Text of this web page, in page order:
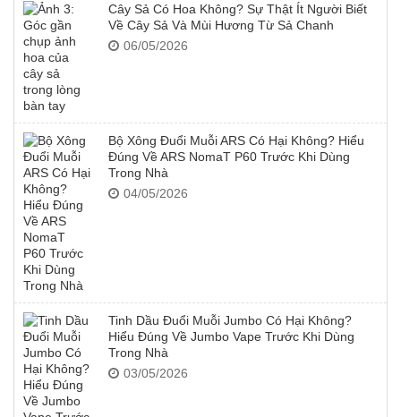
Cây Sả Có Hoa Không? Sự Thật Ít Người Biết
Về Cây Sả Và Mùi Hương Từ Sả Chanh
06/05/2026
Bộ Xông Đuổi Muỗi ARS Có Hại Không? Hiểu
Đúng Về ARS NomaT P60 Trước Khi Dùng
Trong Nhà
04/05/2026
Tinh Dầu Đuổi Muỗi Jumbo Có Hại Không?
Hiểu Đúng Về Jumbo Vape Trước Khi Dùng
Trong Nhà
03/05/2026